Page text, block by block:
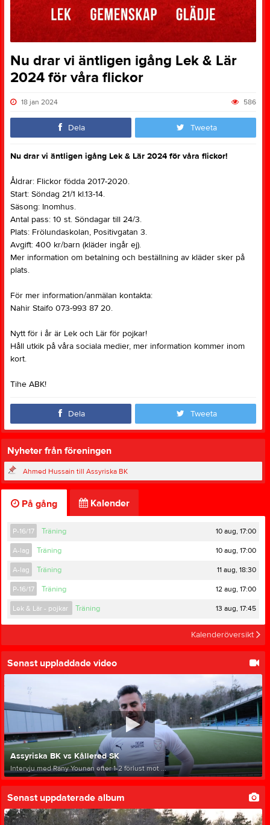
Nu drar vi äntligen igång Lek & Lär
2024 för våra flickor
18 jan 2024 586
Dela Tweeta
Nu drar vi äntligen igång Lek & Lär 2024 för våra flickor!
Åldrar: Flickor födda 2017-2020.
Start: Söndag 21/1 kl.13-14.
Säsong: Inomhus.
Antal pass: 10 st. Söndagar till 24/3.
Plats: Frölundaskolan, Positivgatan 3.
Avgift: 400 kr/barn (kläder ingår ej).
Mer information om betalning och beställning av kläder sker på
plats.
För mer information/anmälan kontakta:
Nahir Staifo 073-993 87 20.
Nytt för i år är Lek och Lär för pojkar!
Håll utkik på våra sociala medier, mer information kommer inom
kort.
Tihe ABK!
Dela Tweeta
Nyheter från föreningen
Ahmed Hussain till Assyriska BK
På gång Kalender
P-16/17 Träning 10 aug, 17:00
A-lag Träning 10 aug, 17:00
A-lag Träning 11 aug, 18:30
P-16/17 Träning 12 aug, 17:00
Lek & Lär - pojkar Träning 13 aug, 17:45
Kalenderöversikt
Senast uppladdade video
Assyriska BK vs Kållered SK
Intervju med Rany Younan efter 1-2 förlust mot ...
Senast uppdaterade album